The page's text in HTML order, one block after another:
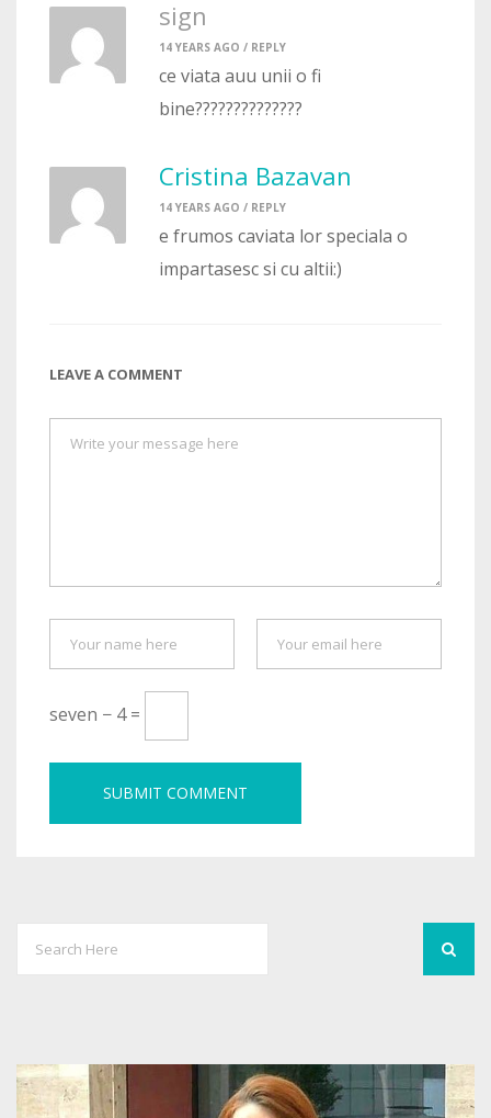
sign
14 YEARS AGO / REPLY
ce viata auu unii o fi
bine??????????????
Cristina Bazavan
14 YEARS AGO / REPLY
e frumos caviata lor speciala o
impartasesc si cu altii:)
LEAVE A COMMENT
seven − 4 =